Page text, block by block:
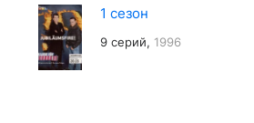
1 сезон
9 серий, 1996